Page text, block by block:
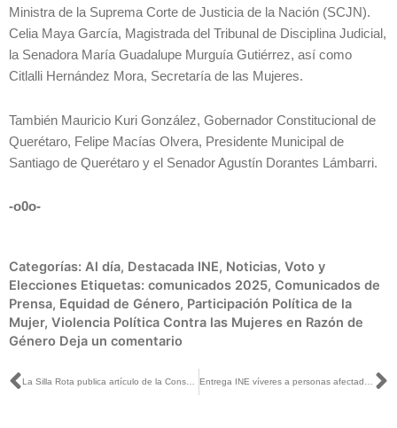
Ministra de la Suprema Corte de Justicia de la Nación (SCJN).
Celia Maya García, Magistrada del Tribunal de Disciplina Judicial,
la Senadora María Guadalupe Murguía Gutiérrez, así como
Citlalli Hernández Mora, Secretaría de las Mujeres.
También Mauricio Kuri González, Gobernador Constitucional de
Querétaro, Felipe Macías Olvera, Presidente Municipal de
Santiago de Querétaro y el Senador Agustín Dorantes Lámbarri.
-o0o-
Categorías: Al día, Destacada INE, Noticias, Voto y
Elecciones Etiquetas: comunicados 2025, Comunicados de
Prensa, Equidad de Género, Participación Política de la
Mujer, Violencia Política Contra las Mujeres en Razón de
Género Deja un comentario
Ant